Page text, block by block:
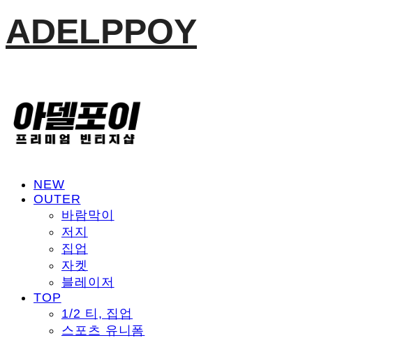
ADELPPOY
NEW
OUTER
바람막이
저지
집업
자켓
블레이저
TOP
1/2 티, 집업
스포츠 유니폼